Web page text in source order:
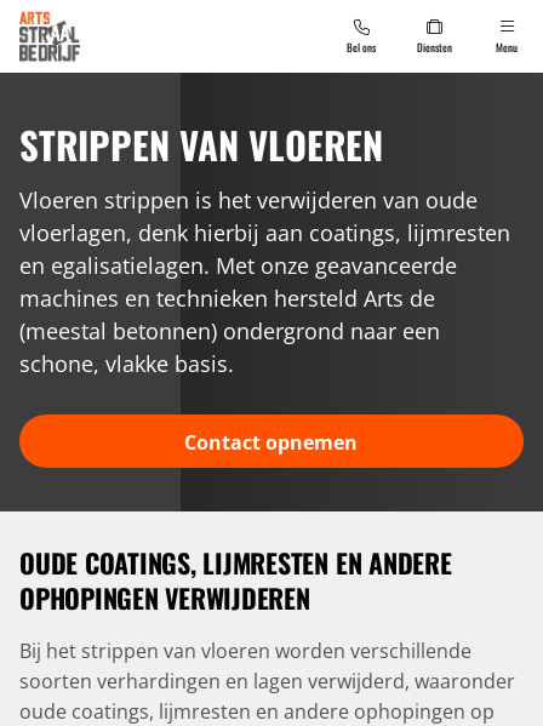
Bel ons Diensten Menu
Schaven van beton
Stofarm frezen van beton
Stofarm schuren
Infrezen van vloerverwarmingen
Stofarm stralen
Doelgroep
Agro
Automotive
Recreatie
Industrie
Over ons
Vraag een offerte aan
Onze werkwijze
Contact
STRIPPEN VAN VLOEREN
Vloeren strippen is het verwijderen van oude
vloerlagen, denk hierbij aan coatings, lijmresten
en egalisatielagen. Met onze geavanceerde
machines en technieken hersteld Arts de
(meestal betonnen) ondergrond naar een
schone, vlakke basis.
Contact opnemen
OUDE COATINGS, LIJMRESTEN EN ANDERE
OPHOPINGEN VERWIJDEREN
Bij het strippen van vloeren worden verschillende
soorten verhardingen en lagen verwijderd, waaronder
oude coatings, lijmresten en andere ophopingen op